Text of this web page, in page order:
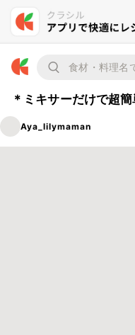
＊ミキサーだけで超
Aya_lilymaman